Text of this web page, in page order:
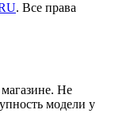
. Все права
Не
модели у